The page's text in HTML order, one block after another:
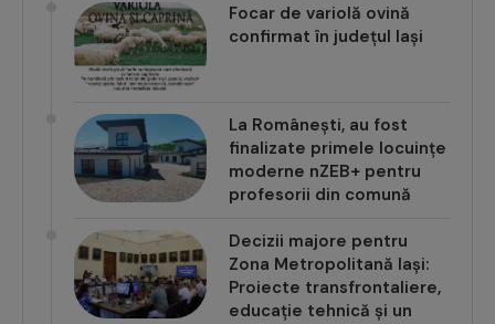
Focar de variolă ovină
confirmat în județul Iași
La Românești, au fost
finalizate primele locuințe
moderne nZEB+ pentru
profesorii din comună
Decizii majore pentru
Zona Metropolitană Iași:
Proiecte transfrontaliere,
educație tehnică și un